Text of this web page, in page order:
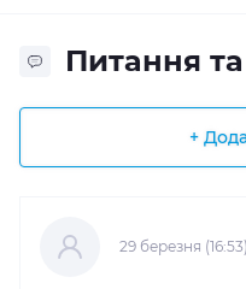
Питання та
+
29 березня (16:53)